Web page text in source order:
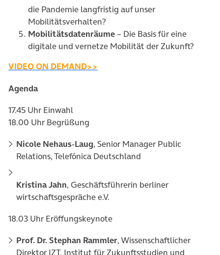
die Pandemie langfristig auf unser
Mobilitätsverhalten?
Mobilitätsdatenräume – Die Basis für eine
digitale und vernetze Mobilität der Zukunft?
VIDEO ON DEMAND>>
Agenda
17.45 Uhr Einwahl
18.00 Uhr Begrüßung
Nicole Nehaus-Laug, Senior Manager Public
Relations, Telefónica Deutschland
Kristina Jahn, Geschäftsführerin berliner
wirtschaftsgespräche e.V.
18.03 Uhr Eröffungskeynote
Prof. Dr. Stephan Rammler, Wissenschaftlicher